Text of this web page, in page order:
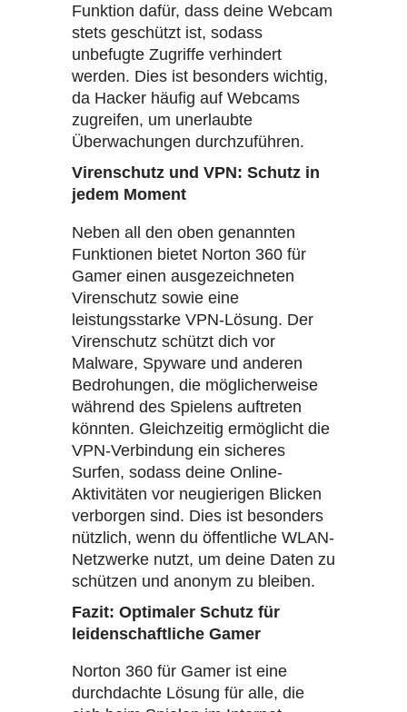
Funktion dafür, dass deine Webcam
stets geschützt ist, sodass
unbefugte Zugriffe verhindert
werden. Dies ist besonders wichtig,
da Hacker häufig auf Webcams
zugreifen, um unerlaubte
Überwachungen durchzuführen.
Virenschutz und VPN: Schutz in
jedem Moment
Neben all den oben genannten
Funktionen bietet Norton 360 für
Gamer einen ausgezeichneten
Virenschutz sowie eine
leistungsstarke VPN-Lösung. Der
Virenschutz schützt dich vor
Malware, Spyware und anderen
Bedrohungen, die möglicherweise
während des Spielens auftreten
könnten. Gleichzeitig ermöglicht die
VPN-Verbindung ein sicheres
Surfen, sodass deine Online-
Aktivitäten vor neugierigen Blicken
verborgen sind. Dies ist besonders
nützlich, wenn du öffentliche WLAN-
Netzwerke nutzt, um deine Daten zu
schützen und anonym zu bleiben.
Fazit: Optimaler Schutz für
leidenschaftliche Gamer
Norton 360 für Gamer ist eine
durchdachte Lösung für alle, die